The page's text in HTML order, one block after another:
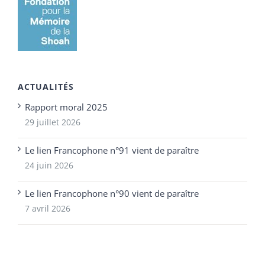
ACTUALITÉS
Rapport moral 2025
29 juillet 2026
Le lien Francophone n°91 vient de paraître
24 juin 2026
Le lien Francophone n°90 vient de paraître
7 avril 2026